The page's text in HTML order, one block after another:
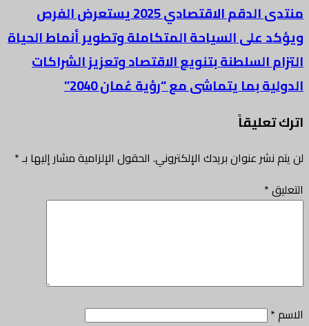
منتدى الدقم الاقتصادي 2025 يستعرض الفرص
ويؤكد على السياحة المتكاملة وتطوير أنماط الحياة
التزام السلطنة بتنويع الاقتصاد وتعزيز الشراكات
الدولية بما يتماشى مع “رؤية عُمان 2040”
اترك تعليقاً
لن يتم نشر عنوان بريدك الإلكتروني. الحقول الإلزامية مشار إليها بـ*
التعليق*
الاسم*